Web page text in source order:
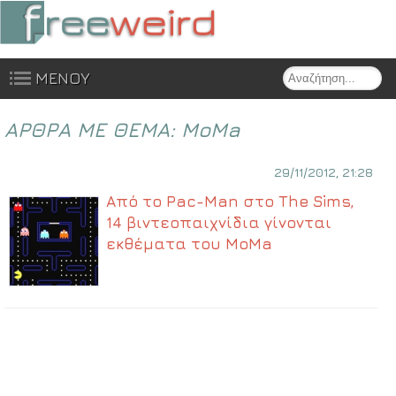
Search
ΜΕΝΟΥ
Skip to content
ΑΡΘΡΑ ΜΕ ΘΕΜΑ: MoMa
29/11/2012, 21:28
Από το Pac-Man στο The Sims,
14 βιντεοπαιχνίδια γίνονται
εκθέματα του MoMa